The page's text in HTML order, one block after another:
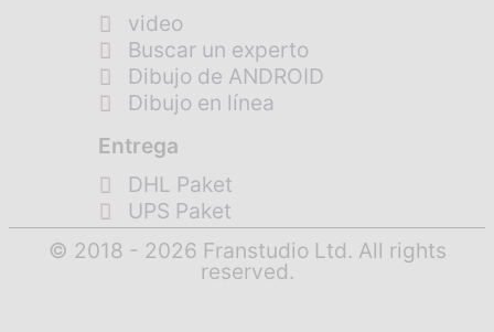
video
Buscar un experto
Dibujo de ANDROID
Dibujo en línea
Entrega
DHL Paket
UPS Paket
© 2018 - 2026 Franstudio Ltd. All rights
reserved.